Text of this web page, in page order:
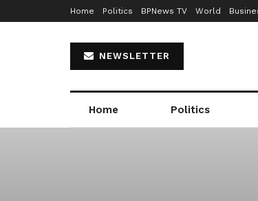
Home Politics BPNews TV World
NEWSLETTER
Home Politics